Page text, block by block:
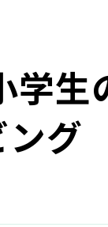
学生
グ